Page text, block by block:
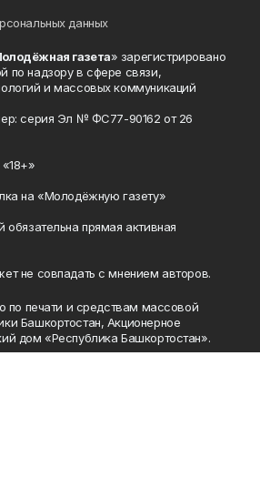
данных
газета» зарегистрировано
по надзору в сфере связи,
и массовых коммуникаций
серия Эл № ФС77-90162 от 26
на «Молодёжную газету»
обязательна прямая активная
не совпадать с мнением авторов.
по печати и средствам массовой
Башкортостан, Акционерное
дом «Республика Башкортостан».